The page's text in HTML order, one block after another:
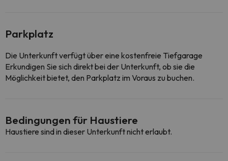
Parkplatz
Die Unterkunft verfügt über eine kostenfreie Tiefgarage
Erkundigen Sie sich direkt bei der Unterkunft, ob sie die
Möglichkeit bietet, den Parkplatz im Voraus zu buchen.
Bedingungen für Haustiere
Haustiere sind in dieser Unterkunft nicht erlaubt.